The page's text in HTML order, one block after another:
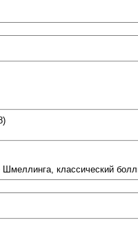
классический